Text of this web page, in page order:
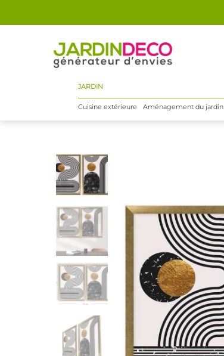
JARDIN
Cuisine extérieure Aménagement du jardin